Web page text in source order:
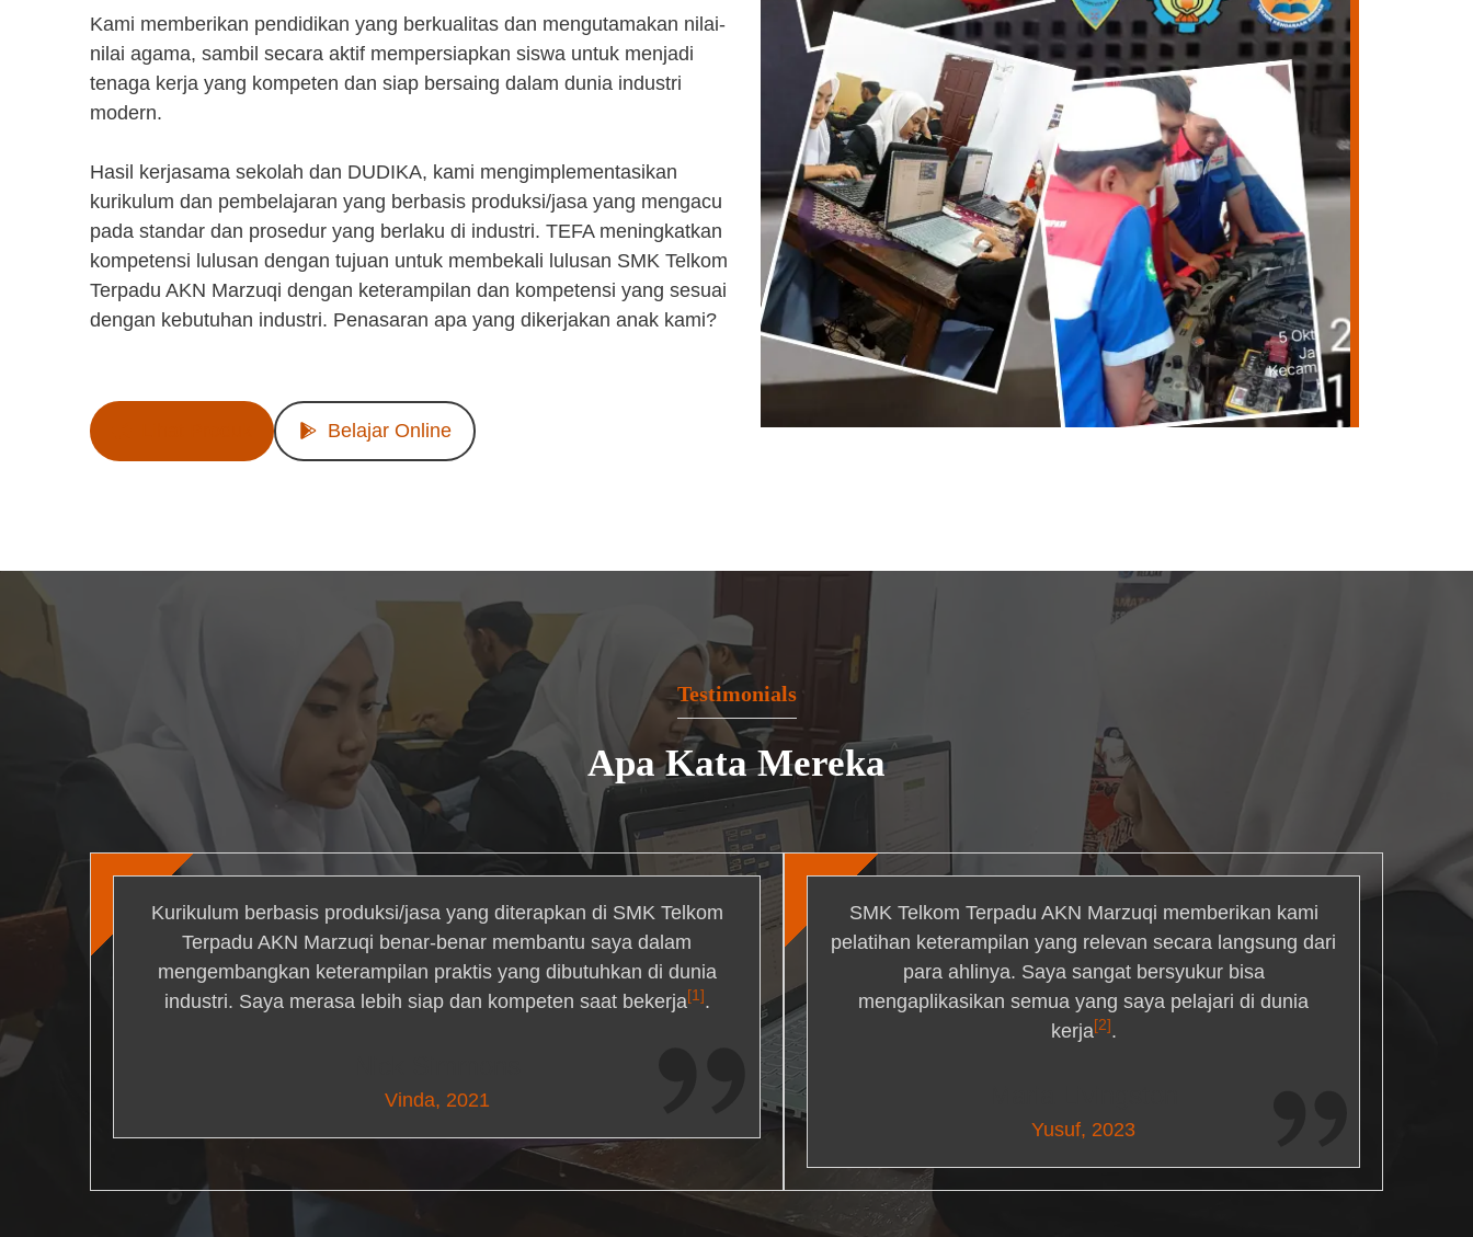
Kami memberikan pendidikan yang berkualitas dan mengutamakan nilai-
nilai agama, sambil secara aktif mempersiapkan siswa untuk menjadi
tenaga kerja yang kompeten dan siap bersaing dalam dunia industri
modern.
Hasil kerjasama sekolah dan DUDIKA, kami mengimplementasikan
kurikulum dan pembelajaran yang berbasis produksi/jasa yang mengacu
pada standar dan prosedur yang berlaku di industri. TEFA meningkatkan
kompetensi lulusan dengan tujuan untuk membekali lulusan SMK Telkom
Terpadu AKN Marzuqi dengan keterampilan dan kompetensi yang sesuai
dengan kebutuhan industri. Penasaran apa yang dikerjakan anak kami?
Belajar Online
Testimonials
Apa Kata Mereka
Kurikulum berbasis produksi/jasa yang diterapkan di SMK Telkom
Terpadu AKN Marzuqi benar-benar membantu saya dalam
mengembangkan keterampilan praktis yang dibutuhkan di dunia
industri. Saya merasa lebih siap dan kompeten saat bekerja[1].
Vinda, 2021
SMK Telkom Terpadu AKN Marzuqi memberikan kami
pelatihan keterampilan yang relevan secara langsung dari
para ahlinya. Saya sangat bersyukur bisa
mengaplikasikan semua yang saya pelajari di dunia
kerja[2].
Yusuf, 2023